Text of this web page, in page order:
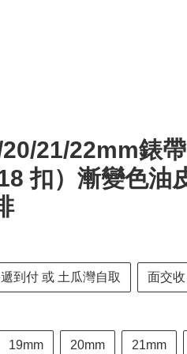
21/22mm錶
扣）漸變色油
到付 或 土瓜灣自取 面交收
19mm 20mm 21mm